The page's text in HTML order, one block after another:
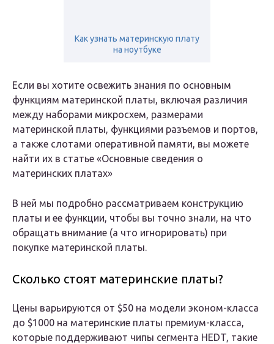
Как узнать материнскую плату
на ноутбуке
Если вы хотите освежить знания по основным
функциям материнской платы, включая различия
между наборами микросхем, размерами
материнской платы, функциями разъемов и портов,
а также слотами оперативной памяти, вы можете
найти их в статье «Основные сведения о
материнских платах»
В ней мы подробно рассматриваем конструкцию
платы и ее функции, чтобы вы точно знали, на что
обращать внимание (а что игнорировать) при
покупке материнской платы.
Сколько стоят материнские платы?
Цены варьируются от $50 на модели эконом-класса
до $1000 на материнские платы премиум-класса,
которые поддерживают чипы сегмента HEDT, такие